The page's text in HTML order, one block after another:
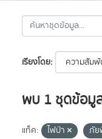
เรียงโดย
พบ 1 ชุดข้อมู
แท็ค: ไฟป่า ภัย